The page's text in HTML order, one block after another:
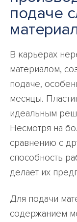
подаче
В карьерах
материалом,
подаче,
месяцы.
идеальным
Несмотря на
сравнению с
способность
делает их
Для подачи
содержанием